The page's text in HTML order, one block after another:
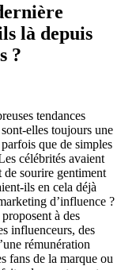
là depuis
?
tendances
elles toujours une
que de simples
célébrités avaient
de sourire gentiment
ils en cela déjà
d’influence ?
à des
influenceurs, des
rémunération
fans de la marque ou